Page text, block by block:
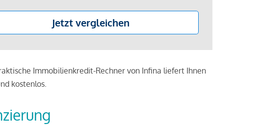
Immobilienkredit-Rechner von Infina liefert Ihnen
kostenlos.